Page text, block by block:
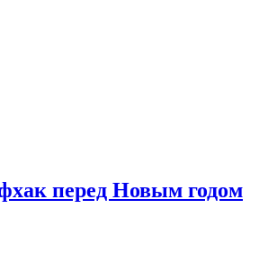
перед Новым годом